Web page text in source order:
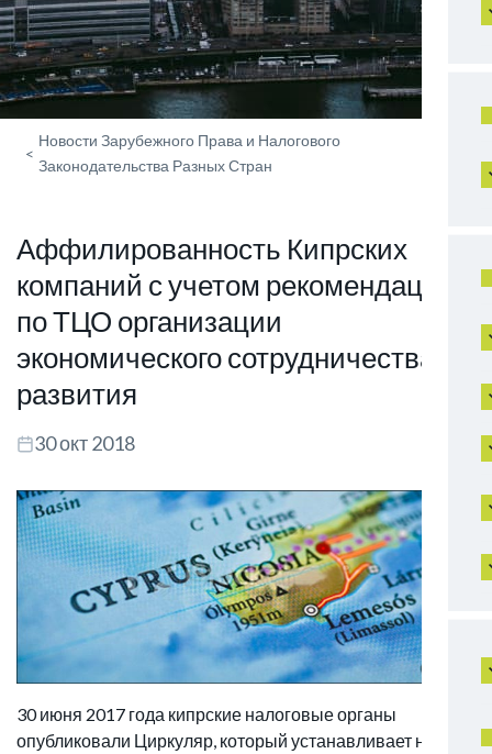
<
Новости Зарубежного Права и Налогового
Законодательства Разных Стран
Аффилированность Кипрских
компаний с учетом рекомендаций
по ТЦО организации
экономического сотрудничества и
развития
30 окт 2018
30 июня 2017 года кипрские налоговые органы
опубликовали Циркуляр, который устанавливает новый